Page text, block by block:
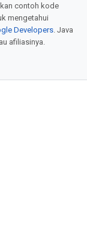
contoh kode
mengetahui
Developers . Java
afiliasinya.